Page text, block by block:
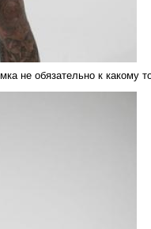
не обязательно к какому